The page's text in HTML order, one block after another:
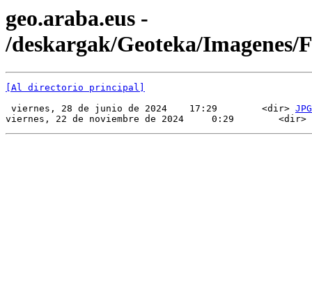
geo.araba.eus -
/deskargak/Geoteka/Imagenes/
[Al directorio principal]
viernes, 28 de junio de 2024    17:29        <dir> JPG
viernes, 22 de noviembre de 2024     0:29        <dir>